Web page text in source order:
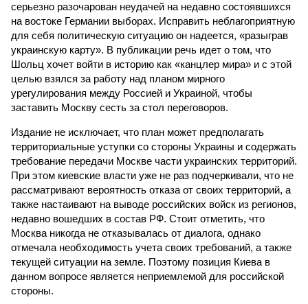
серьезно разочарован неудачей на недавно состоявшихся
на востоке Германии выборах. Исправить неблагоприятную
для себя политическую ситуацию он надеется, «разыграв
украинскую карту». В публикации речь идет о том, что
Шольц хочет войти в историю как «канцлер мира» и с этой
целью взялся за работу над планом мирного
урегулирования между Россией и Украиной, чтобы
заставить Москву сесть за стол переговоров.
Издание не исключает, что план может предполагать
территориальные уступки со стороны Украины и содержать
требование передачи Москве части украинских территорий.
При этом киевские власти уже не раз подчеркивали, что не
рассматривают вероятность отказа от своих территорий, а
также настаивают на выводе российских войск из регионов,
недавно вошедших в состав РФ. Стоит отметить, что
Москва никогда не отказывалась от диалога, однако
отмечала необходимость учета своих требований, а также
текущей ситуации на земле. Поэтому позиция Киева в
данном вопросе является неприемлемой для российской
стороны.